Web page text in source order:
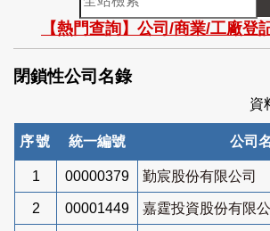
站
檢
索
【熱門查詢】公司/商業/工廠登
閉鎖性公司名錄
資
序號 統一編號 公司
1 00000379 勤宸股份有限公司
2 00001449 嘉霆投資股份有限